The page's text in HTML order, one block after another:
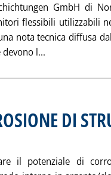
GmbH di
flessibili utilizzabili
nota tecnica diffusa
l...
DI
il potenziale di